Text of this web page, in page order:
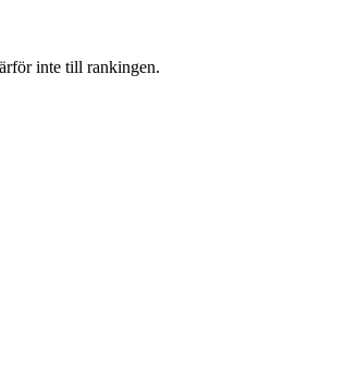
inte till rankingen.